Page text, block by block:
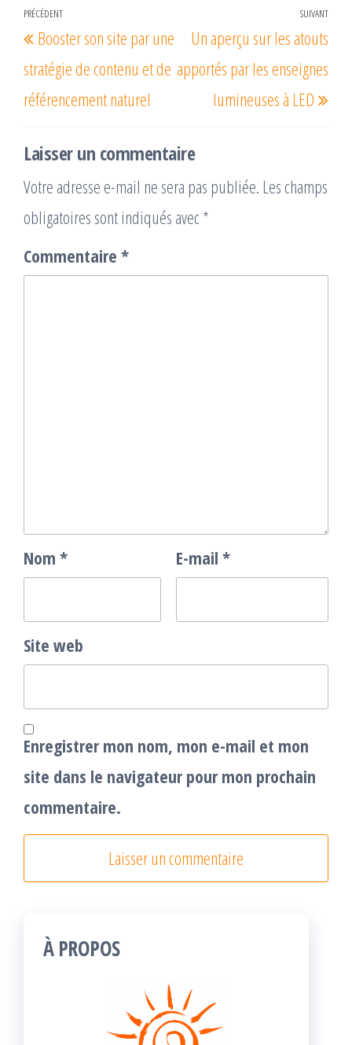
Navigation
de
l’article
Article
précédent
PRÉCÉDENT
Booster son site par une
stratégie de contenu et de
référencement naturel
SUIVANT
Un aperçu sur les atouts
apportés par les enseignes
lumineuses à LED
Laisser un commentaire
Votre adresse e-mail ne sera pas publiée. Les champs
obligatoires sont indiqués avec *
Commentaire *
Nom * E-mail *
Site web
Enregistrer mon nom, mon e-mail et mon
site dans le navigateur pour mon prochain
commentaire.
À PROPOS